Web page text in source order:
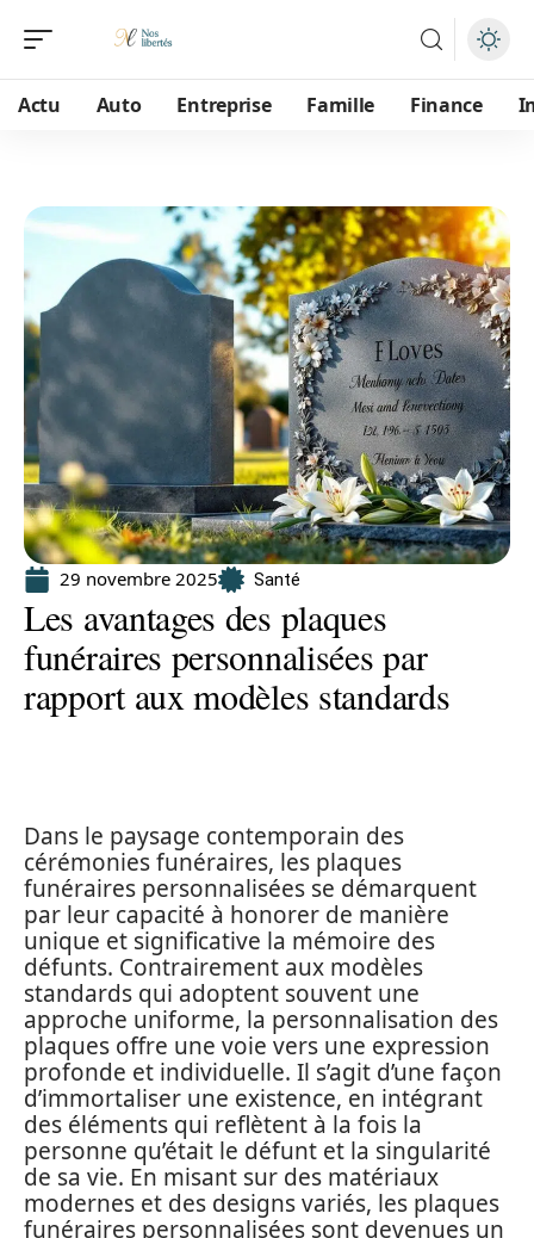
Actu Auto Entreprise Famille Finance
29 novembre 2025 Santé
Les avantages des plaques
funéraires personnalisées par
rapport aux modèles standards
Dans le paysage contemporain des
cérémonies funéraires, les plaques
funéraires personnalisées se démarquent
par leur capacité à honorer de manière
unique et significative la mémoire des
défunts. Contrairement aux modèles
standards qui adoptent souvent une
approche uniforme, la personnalisation des
plaques offre une voie vers une expression
profonde et individuelle. Il s’agit d’une façon
d’immortaliser une existence, en intégrant
des éléments qui reflètent à la fois la
personne qu’était le défunt et la singularité
de sa vie. En misant sur des matériaux
modernes et des designs variés, les plaques
funéraires personnalisées sont devenues un